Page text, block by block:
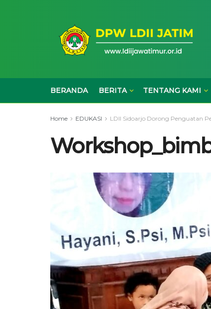
BERANDA BERITA TENTANG KAMI
Home EDUKASI LDII Sidoarjo Dorong Penguatan